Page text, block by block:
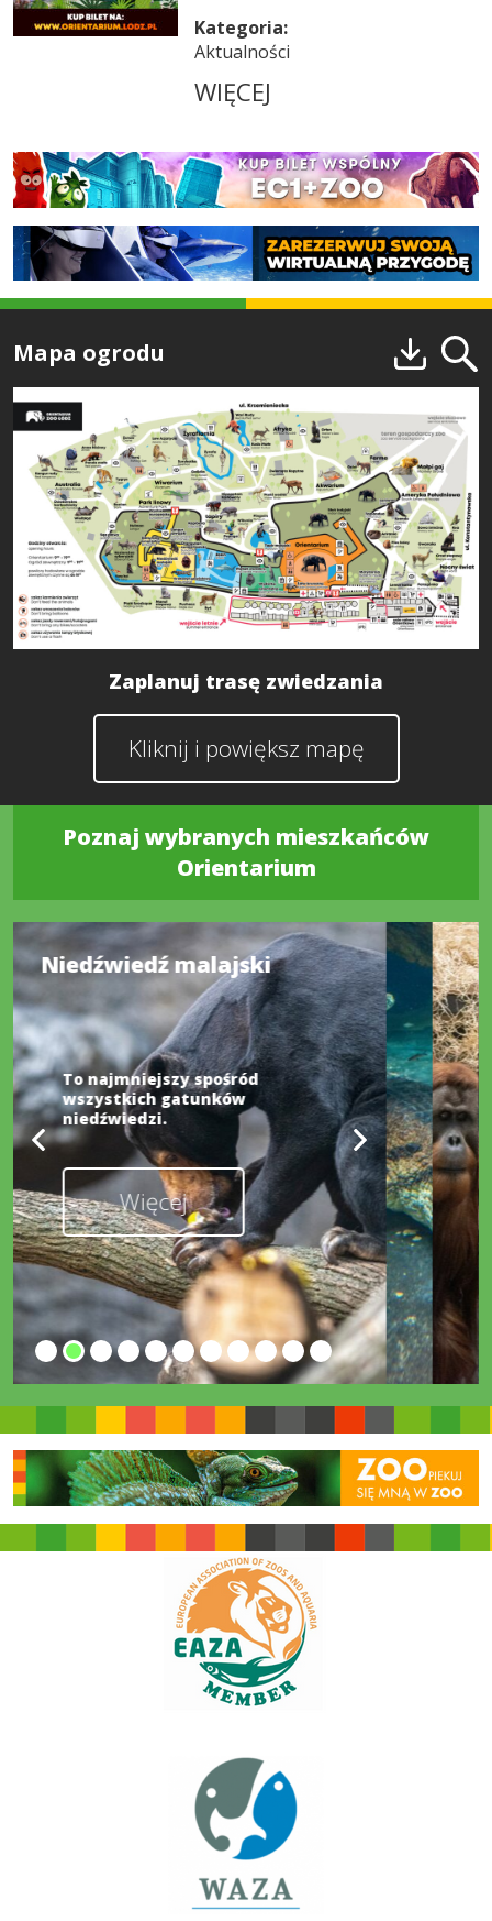
Kategoria:
Aktualności
WIĘCEJ
Mapa ogrodu
Zaplanuj trasę zwiedzania
Kliknij i powiększ mapę
Poznaj wybranych mieszkańców
Orientarium
Niedźwiedź malajski
To najmniejszy spośród
wszystkich gatunków
niedźwiedzi.
Więcej